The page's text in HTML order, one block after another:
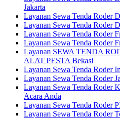
Jakarta
Layanan Sewa Tenda Roder
Layanan Sewa Tenda Roder
Layanan Sewa Tenda Roder
Layanan Sewa Tenda Roder
Layanan SEWA TENDA
ALAT PESTA Bekasi
Layanan Sewa Tenda Roder
Layanan Sewa Tenda Roder
Layanan Sewa Tenda Roder
Acara Anda
Layanan Sewa Tenda Roder
Layanan Sewa Tenda Roder